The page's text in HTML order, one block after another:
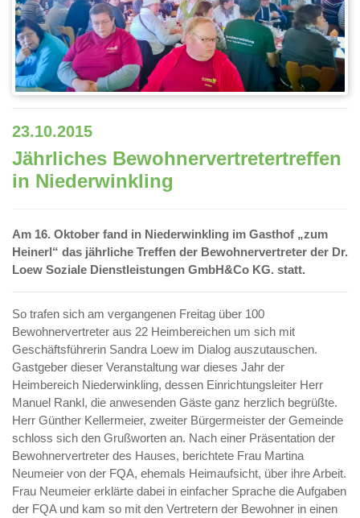
23.10.2015
Jährliches Bewohnervertretertreffen
in Niederwinkling
Am 16. Oktober fand in Niederwinkling im Gasthof „zum
Heinerl“ das jährliche Treffen der Bewohnervertreter der Dr.
Loew Soziale Dienstleistungen GmbH&Co KG. statt.
So trafen sich am vergangenen Freitag über 100
Bewohnervertreter aus 22 Heimbereichen um sich mit
Geschäftsführerin Sandra Loew im Dialog auszutauschen.
Gastgeber dieser Veranstaltung war dieses Jahr der
Heimbereich Niederwinkling, dessen Einrichtungsleiter Herr
Manuel Rankl, die anwesenden Gäste ganz herzlich begrüßte.
Herr Günther Kellermeier, zweiter Bürgermeister der Gemeinde
schloss sich den Grußworten an. Nach einer Präsentation der
Bewohnervertreter des Hauses, berichtete Frau Martina
Neumeier von der FQA, ehemals Heimaufsicht, über ihre Arbeit.
Frau Neumeier erklärte dabei in einfacher Sprache die Aufgaben
der FQA und kam so mit den Vertretern der Bewohner in einen